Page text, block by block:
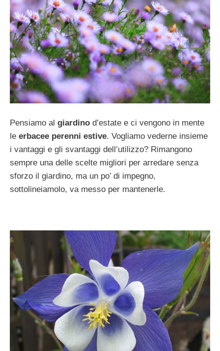
Pensiamo al giardino d’estate e ci vengono in mente
le erbacee perenni estive. Vogliamo vederne insieme
i vantaggi e gli svantaggi dell’utilizzo? Rimangono
sempre una delle scelte migliori per arredare senza
sforzo il giardino, ma un po’ di impegno,
sottolineiamolo, va messo per mantenerle.